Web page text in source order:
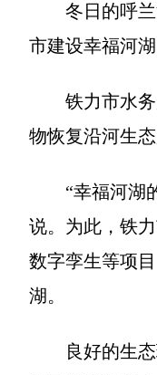
冬日的呼
市建设幸福河
铁力市水
物恢复沿河生
“幸福河湖
说。为此，铁
数字孪生等项
湖。
良好的生